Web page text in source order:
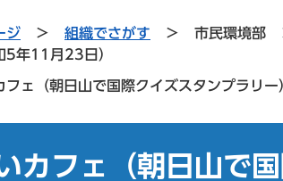
ジ > 組織でさがす > 市民環境部
5年11月23日）
フェ（朝日山で国際クイズスタンプラリ
カフェ（朝日山で